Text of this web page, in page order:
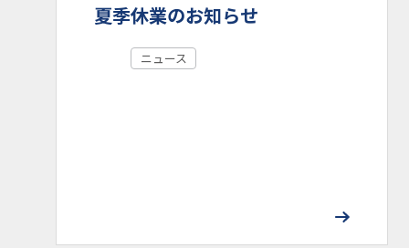
夏季休業のお知らせ
ニュース